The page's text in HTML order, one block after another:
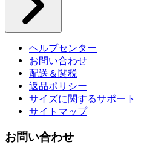
ヘルプセンター
お問い合わせ
配送＆関税
返品ポリシー
サイズに関するサポート
サイトマップ
お問い合わせ